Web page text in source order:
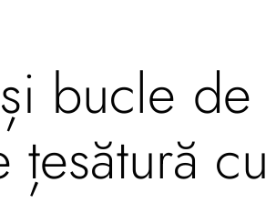
bucle de
cu